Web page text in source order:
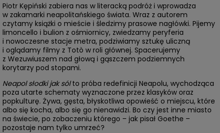
Piotr Kępiński zabiera nas w literacką podróż i wprowadza
w zakamarki neapolitańskiego świata. Wraz z autorem
czytamy książki o mieście i śledzimy prasowe nagłówki. Pijemy
limoncello i bulion z ośmiornicy, zwiedzamy peryferia
i nowoczesne stacje metra, podziwiamy sztukę uliczną
i oglądamy filmy z Totò w roli głównej. Spacerujemy
z Wezuwiuszem nad głową i gąszczem podziemnych
korytarzy pod stopami.
Neapol słodki jak sólto próba redefinicji Neapolu, wychodząca
poza utarte schematy wyznaczone przez klasyków oraz
popkulturę. Żywa, gęsta, błyskotliwa opowieść o miejscu, które
albo się kocha, albo się go nienawidzi. Bo czy jest inne miasto
na świecie, po zobaczeniu którego – jak pisał Goethe –
pozostaje nam tylko umrzeć?